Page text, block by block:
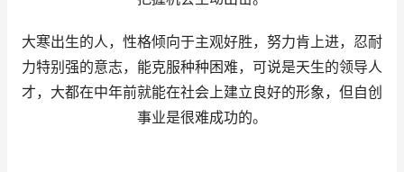
大寒出生的人，性格倾向于主观好胜，努力肯上进，忍耐
力特别强的意志，能克服种种困难，可说是天生的领导人
才，大都在中年前就能在社会上建立良好的形象，但自创
事业是很难成功的。